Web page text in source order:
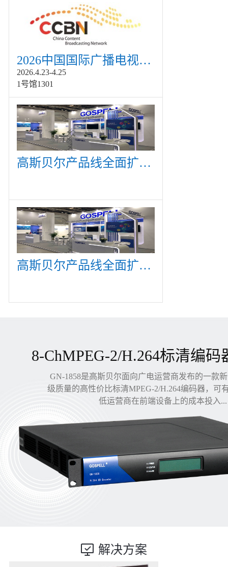
2026中国国际广播电视信息网络展览会展
2026.4.23-4.25
1号馆1301
高斯贝尔产品线全面扩展，众多新产品亮相CommunicAsia 2019
高斯贝尔产品线全面扩展，众多新产品亮相CommunicAsia 2019
8-ChMPEG-2/H.264标清编码
GN-1858是高斯贝尔面向广电运营商发布的一款
级质量的高性价比标清MPEG-2/H.264编码器，可
低运营商在前端设备上的成本投入...
解决方案